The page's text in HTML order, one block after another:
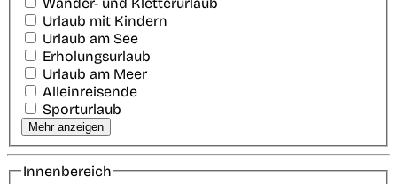
Urlaub mit Kindern
Urlaub am See
Erholungsurlaub
Urlaub am Meer
Alleinreisende
Sporturlaub
Mehr anzeigen
Innenbereich